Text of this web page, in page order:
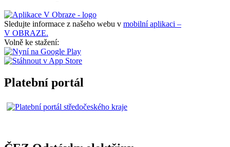
Sledujte informace z našeho webu v mobilní aplikaci –
V OBRAZE.
Volně ke stažení:
Platební portál